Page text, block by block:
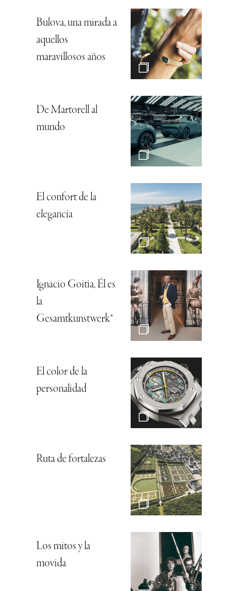
Bulova, una mirada a
aquellos
maravillosos años
De Martorell al
mundo
El confort de la
elegancia
Ignacio Goitia, Él es
la
Gesamtkunstwerk*
El color de la
personalidad
Ruta de fortalezas
Los mitos y la
movida